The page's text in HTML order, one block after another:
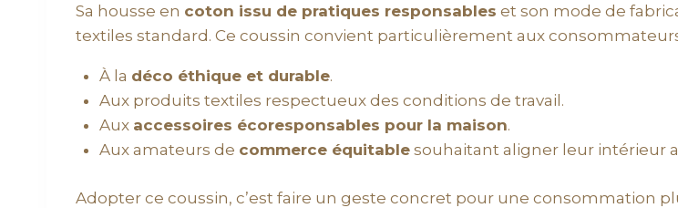
Sa housse en coton issu de pratiques responsables et son mode de
textiles standard. Ce coussin convient particulièrement aux
À la déco éthique et durable.
Aux produits textiles respectueux des conditions de travail.
Aux accessoires écoresponsables pour la maison.
Aux amateurs de commerce équitablesouhaitant aligner leur intérieur
Adopter ce coussin, c’est faire un geste concret pour une consommation